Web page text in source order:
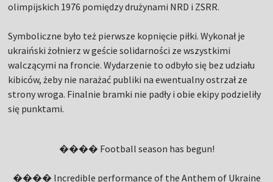
olimpijskich 1976 pomiędzy drużynami NRD i ZSRR.
Symboliczne było też pierwsze kopnięcie piłki. Wykonał je
ukraiński żołnierz w geście solidarności ze wszystkimi
walczącymi na froncie. Wydarzenie to odbyło się bez udziału
kibiców, żeby nie narażać publiki na ewentualny ostrzał ze
strony wroga. Finalnie bramki nie padły i obie ekipy podzieliły
się punktami.
���� Football season has begun!
���� Incredible performance of the Anthem of Ukraine